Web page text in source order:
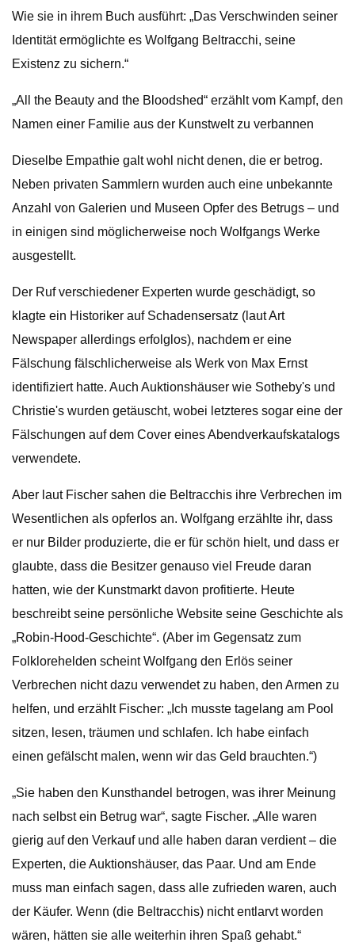
Wie sie in ihrem Buch ausführt: „Das Verschwinden seiner
Identität ermöglichte es Wolfgang Beltracchi, seine
Existenz zu sichern.“
„All the Beauty and the Bloodshed“ erzählt vom Kampf, den
Namen einer Familie aus der Kunstwelt zu verbannen
Dieselbe Empathie galt wohl nicht denen, die er betrog.
Neben privaten Sammlern wurden auch eine unbekannte
Anzahl von Galerien und Museen Opfer des Betrugs – und
in einigen sind möglicherweise noch Wolfgangs Werke
ausgestellt.
Der Ruf verschiedener Experten wurde geschädigt, so
klagte ein Historiker auf Schadensersatz (laut Art
Newspaper allerdings erfolglos), nachdem er eine
Fälschung fälschlicherweise als Werk von Max Ernst
identifiziert hatte. Auch Auktionshäuser wie Sotheby's und
Christie's wurden getäuscht, wobei letzteres sogar eine der
Fälschungen auf dem Cover eines Abendverkaufskatalogs
verwendete.
Aber laut Fischer sahen die Beltracchis ihre Verbrechen im
Wesentlichen als opferlos an. Wolfgang erzählte ihr, dass
er nur Bilder produzierte, die er für schön hielt, und dass er
glaubte, dass die Besitzer genauso viel Freude daran
hatten, wie der Kunstmarkt davon profitierte. Heute
beschreibt seine persönliche Website seine Geschichte als
„Robin-Hood-Geschichte“. (Aber im Gegensatz zum
Folklorehelden scheint Wolfgang den Erlös seiner
Verbrechen nicht dazu verwendet zu haben, den Armen zu
helfen, und erzählt Fischer: „Ich musste tagelang am Pool
sitzen, lesen, träumen und schlafen. Ich habe einfach
einen gefälscht malen, wenn wir das Geld brauchten.“)
„Sie haben den Kunsthandel betrogen, was ihrer Meinung
nach selbst ein Betrug war“, sagte Fischer. „Alle waren
gierig auf den Verkauf und alle haben daran verdient – ​​die
Experten, die Auktionshäuser, das Paar. Und am Ende
muss man einfach sagen, dass alle zufrieden waren, auch
der Käufer. Wenn (die Beltracchis) nicht entlarvt worden
wären, hätten sie alle weiterhin ihren Spaß gehabt.“